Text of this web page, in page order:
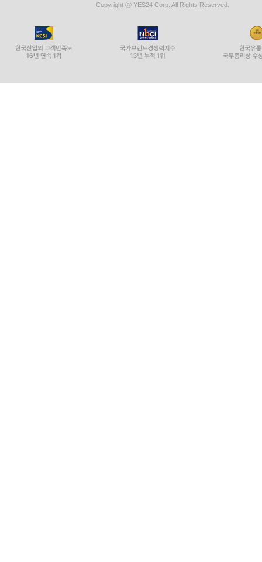
Copyright ⓒ YES24 Corp. All Rights Reserved.